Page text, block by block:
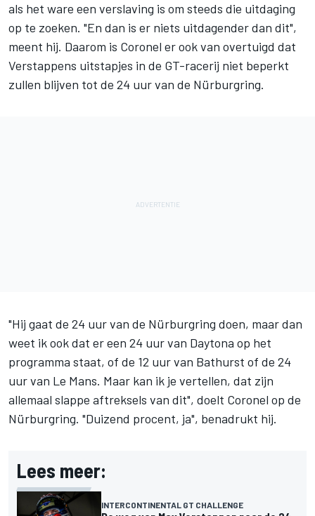
als het ware een verslaving is om steeds die uitdaging
op te zoeken. "En dan is er niets uitdagender dan dit",
meent hij. Daarom is Coronel er ook van overtuigd dat
Verstappens uitstapjes in de GT-racerij niet beperkt
zullen blijven tot de 24 uur van de Nürburgring.
"Hij gaat de 24 uur van de Nürburgring doen, maar dan
weet ik ook dat er een 24 uur van Daytona op het
programma staat, of de 12 uur van Bathurst of de 24
uur van Le Mans. Maar kan ik je vertellen, dat zijn
allemaal slappe aftreksels van dit", doelt Coronel op de
Nürburgring. "Duizend procent, ja", benadrukt hij.
Lees meer:
INTERCONTINENTAL GT CHALLENGE